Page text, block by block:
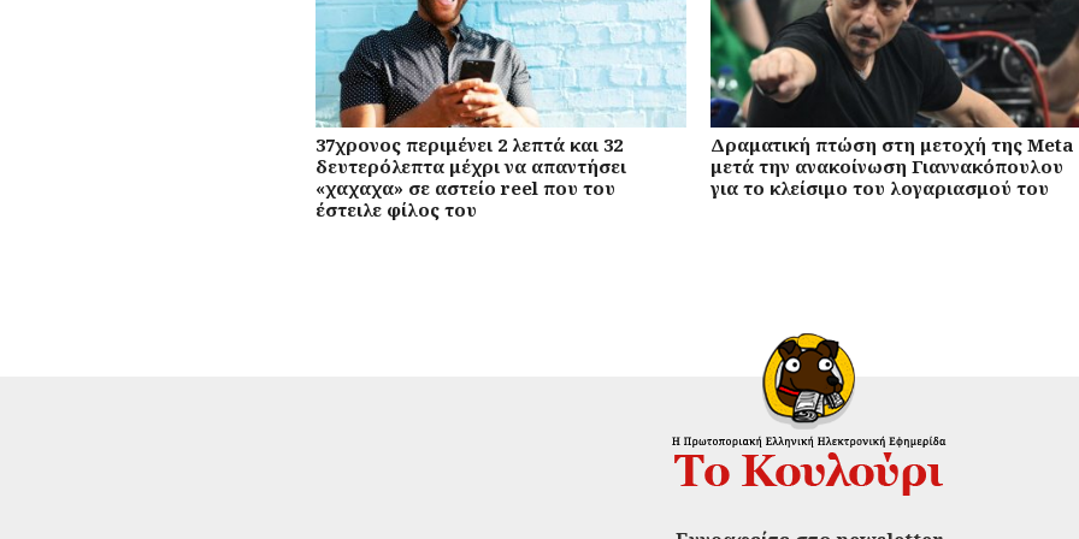
37χρονος περιμένει 2 λεπτά και 32
δευτερόλεπτα μέχρι να απαντήσει
«χαχαχα» σε αστείο reel που του
έστειλε φίλος του
Δραματική πτώση στη μετοχή της Meta
μετά την ανακοίνωση Γιαννακόπουλου
για το κλείσιμο του λογαριασμού του